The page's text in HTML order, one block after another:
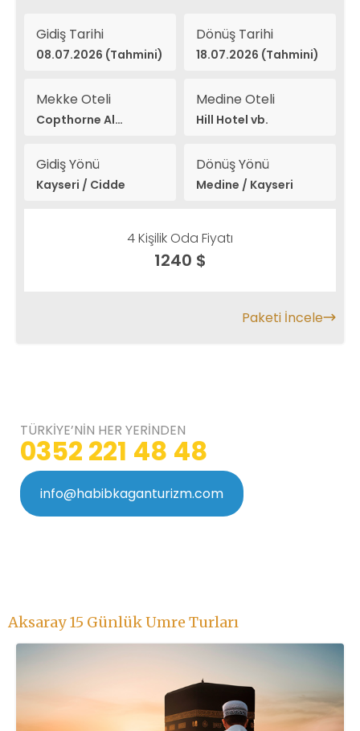
Gidiş Tarihi
08.07.2026 (Tahmini)
Dönüş Tarihi
18.07.2026 (Tahmini)
Mekke Oteli
Copthorne Al
Medine Oteli
Hill Hotel vb.
Gidiş Yönü
Kayseri / Cidde
Dönüş Yönü
Medine / Kayseri
4 Kişilik Oda Fiyatı
1240 $
Paketi İncele
TÜRKİYE’NİN HER YERİNDEN
0352 221 48 48
info@habibkaganturizm.com
Aksaray 15 Günlük Umre Turları